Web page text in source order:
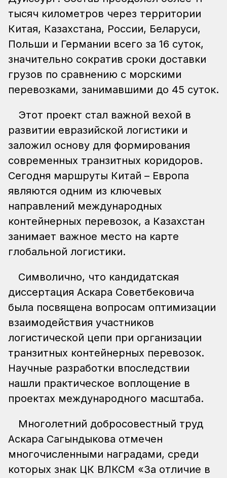
тысяч километров через территории
Китая, Казахстана, России, Беларуси,
Польши и Германии всего за 16 суток,
значительно сократив сроки доставки
грузов по сравнению с морскими
перевозками, занимавшими до 45 суток.
Этот проект стал важной вехой в
развитии евразийской логистики и
заложил основу для формирования
современных транзитных коридоров.
Сегодня маршруты Китай – Европа
являются одним из ключевых
направлений международных
контейнерных перевозок, а Казахстан
занимает важное место на карте
глобальной логистики.
Символично, что кандидатская
диссертация Аскара Советбековича
была посвящена вопросам оптимизации
взаимодействия участников
логистической цепи при организации
транзитных контейнерных перевозок.
Научные разработки впоследствии
нашли практическое воплощение в
проектах международного масштаба.
Многолетний добросовестный труд
Аскара Сагындыкова отмечен
многочисленными наградами, среди
которых знак ЦК ВЛКСМ «За отличие в